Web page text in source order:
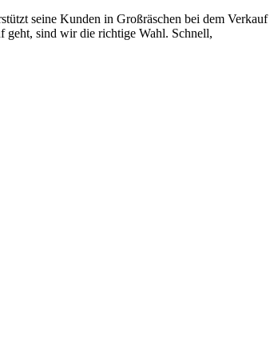
seine Kunden in Großräschen bei dem Verkauf
geht, sind wir die richtige Wahl. Schnell,